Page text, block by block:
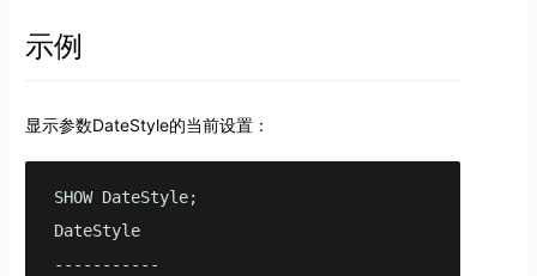
示例
显示参数DateStyle的当前设置：
SHOW DateStyle;
DateStyle
-----------